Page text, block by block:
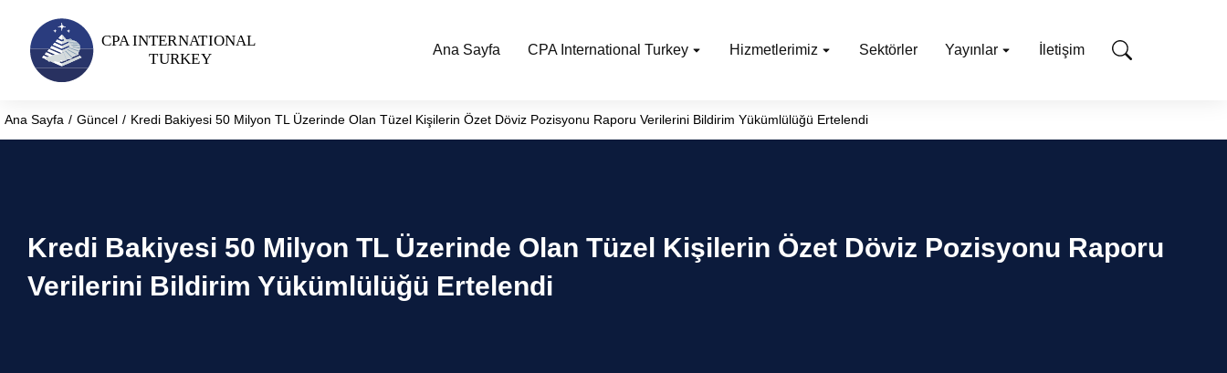
Ana Sayfa CPA International Turkey Hizmetlerimiz Sektörler Yayınlar İletişim
You are here:
Ana Sayfa Güncel Kredi Bakiyesi 50 Milyon TL Üzerinde Olan Tüzel Kişilerin Özet Döviz Pozisyonu Raporu Verilerini Bildirim Yükümlülüğü Ertelendi
Kredi Bakiyesi 50 Milyon TL Üzerinde Olan Tüzel Kişilerin Özet Döviz Pozisyonu Raporu
Verilerini Bildirim Yükümlülüğü Ertelendi